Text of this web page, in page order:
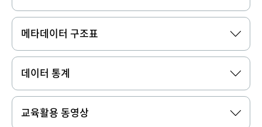
메타데이터 구조표
데이터 통계
교육활용 동영상